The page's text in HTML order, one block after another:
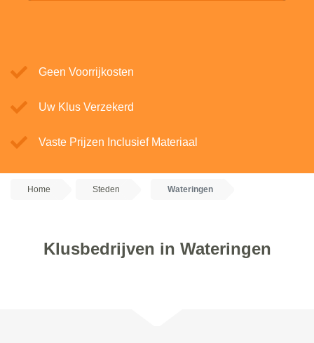
Geen Voorrijkosten
Uw Klus Verzekerd
Vaste Prijzen Inclusief Materiaal
Home Steden Wateringen
Klusbedrijven in Wateringen